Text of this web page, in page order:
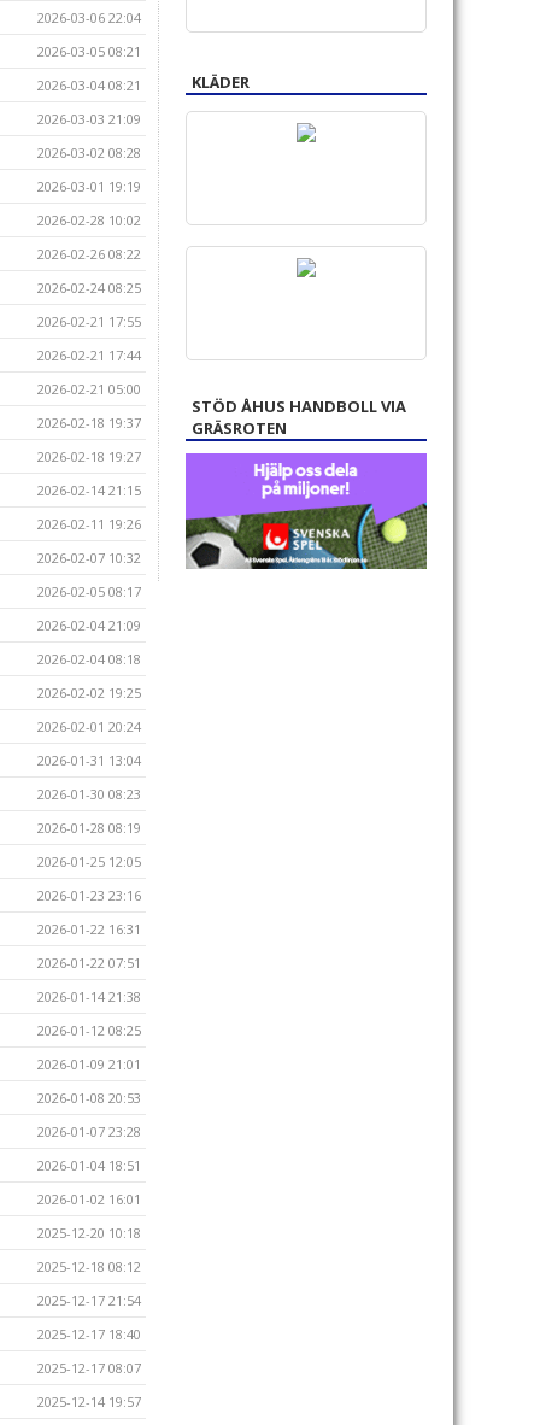
2026-03-06 22:04
2026-03-05 08:21
2026-03-04 08:21
2026-03-03 21:09
2026-03-02 08:28
2026-03-01 19:19
2026-02-28 10:02
2026-02-26 08:22
2026-02-24 08:25
2026-02-21 17:55
2026-02-21 17:44
2026-02-21 05:00
2026-02-18 19:37
2026-02-18 19:27
2026-02-14 21:15
2026-02-11 19:26
2026-02-07 10:32
2026-02-05 08:17
2026-02-04 21:09
2026-02-04 08:18
2026-02-02 19:25
2026-02-01 20:24
2026-01-31 13:04
2026-01-30 08:23
2026-01-28 08:19
2026-01-25 12:05
2026-01-23 23:16
2026-01-22 16:31
2026-01-22 07:51
2026-01-14 21:38
2026-01-12 08:25
2026-01-09 21:01
2026-01-08 20:53
2026-01-07 23:28
2026-01-04 18:51
2026-01-02 16:01
2025-12-20 10:18
2025-12-18 08:12
2025-12-17 21:54
2025-12-17 18:40
2025-12-17 08:07
2025-12-14 19:57
KLÄDER
STÖD ÅHUS HANDBOLL VIA
GRÄSROTEN